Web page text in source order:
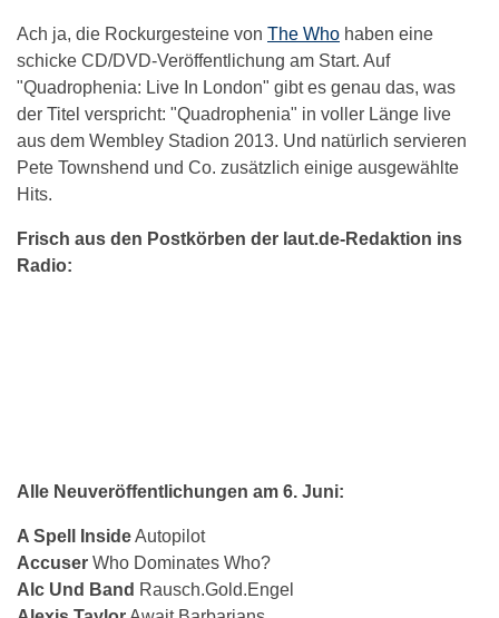
Ach ja, die Rockurgesteine von The Who haben eine
schicke CD/DVD-Veröffentlichung am Start. Auf
"Quadrophenia: Live In London" gibt es genau das, was
der Titel verspricht: "Quadrophenia" in voller Länge live
aus dem Wembley Stadion 2013. Und natürlich servieren
Pete Townshend und Co. zusätzlich einige ausgewählte
Hits.
Frisch aus den Postkörben der laut.de-Redaktion ins
Radio:
Alle Neuveröffentlichungen am 6. Juni:
A Spell InsideAutopilot
Accuser Who Dominates Who?
Alc Und Band Rausch.Gold.Engel